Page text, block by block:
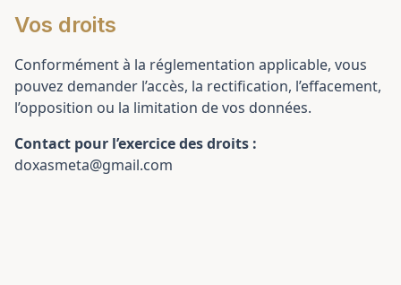
Vos droits
Conformément à la réglementation applicable, vous
pouvez demander l’accès, la rectification, l’effacement,
l’opposition ou la limitation de vos données.
Contact pour l’exercice des droits :
doxasmeta@gmail.com